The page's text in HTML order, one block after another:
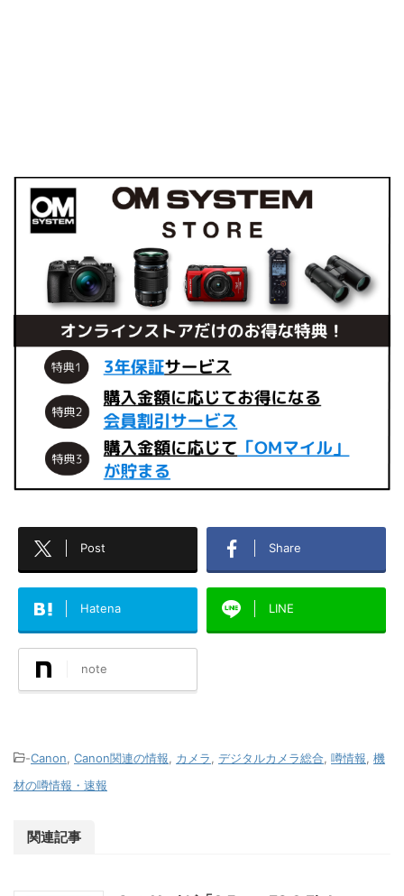
Post Share
Hatena LINE
note
-Canon Canon関連の情報 カメラ デジタルカメラ総合 噂情報 機
材の噂情報・速報
関連記事